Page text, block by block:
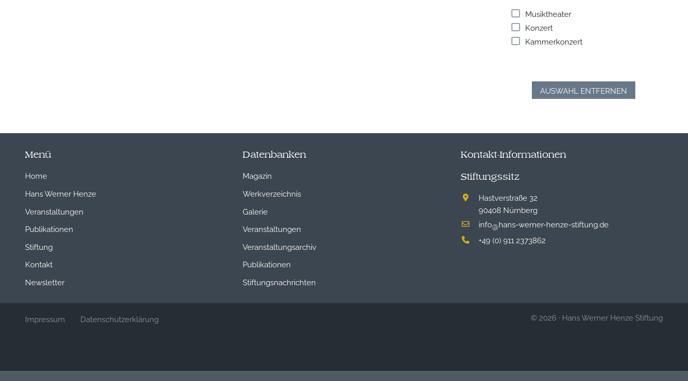
Musiktheater
Konzert
Kammerkonzert
AUSWAHL ENTFERNEN
Menü
Home
Hans Werner Henze
Veranstaltungen
Publikationen
Stiftung
Kontakt
Newsletter
Datenbanken
Magazin
Werkverzeichnis
Galerie
Veranstaltungen
Veranstaltungsarchiv
Publikationen
Stiftungsnachrichten
Kontakt-Informationen
Stiftungssitz
Hastverstraße 32
90408 Nürnberg
info@hans-werner-henze-stiftung.de
+49 (0) 911 2373862
Impressum Datenschutzerklärung © 2026 · Hans Werner Henze Stiftung